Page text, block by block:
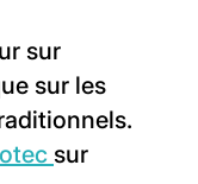
sur
sur les
sur